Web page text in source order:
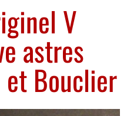
V
astres
et Bouclier